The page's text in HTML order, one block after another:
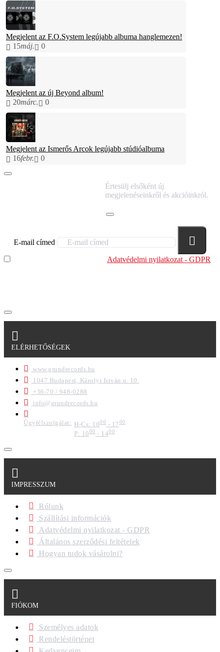
Megjelent az F.O.System legújabb albuma hanglemezen!
15máj. 0
Megjelent az új Beyond album!
20márc. 0
Megjelent az Ismerős Arcok legújabb stúdióalbuma
16febr. 0
Értesülj elsőként új
megjelenéseinkről és akcióinkról.
E-mail címed
Adatvédelmi nyilatkozat - GDPR
ELÉRHETŐSÉGEK
www.grundrecords.hu
1047 Budapest, Károlyi István u. 10.
+36-70 / 948-0288
info@grundrecords.hu
Ügyfélszolgálat: H-Cs: 1000 - 1700
P: 1000- 1400
IMPRESSZUM
Rólunk
Szállítási információk
Adatvédelmi nyilatkozat - GDPR
Általános szerződési feltételek
Hogyan tudok vásárolni?
FIÓKOM
Személyes adatok
Rendeléstörténet